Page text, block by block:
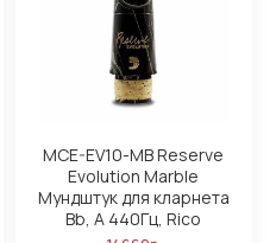
MCE-EV10-MB Reserve
Evolution Marble
Мундштук для кларнета
Bb, А 440Гц, Rico